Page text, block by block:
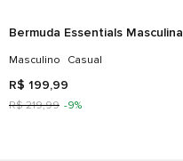
Bermuda Essentials Masculina
Masculino Casual
R$ 199,99
R$ 219,99 -9%